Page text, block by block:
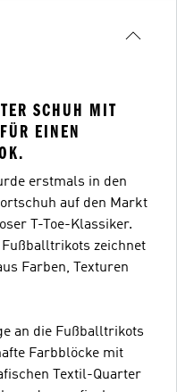
SCHUH MIT A
EINEN U
erstmals in den
auf den Markt
T-Toe-Klassiker.
Fußballtrikots zeichnet
Farben, Texturen
an die Fußballtrikots
Farbblöcke mit
Textil-Quarter